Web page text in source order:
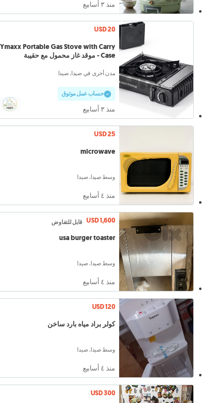
منذ ٣ أسابيع
USD 20
Portable Gas Stove with Carry
Case - موقد غاز محمول مع حقيبة
مدن أخرى في صيدا, صيدا
حساب عمل موثوق
منذ ٣ أسابيع
USD 25
microwave
وسط صيدا, صيدا
منذ ٤ أسابيع
USD 1,600 قابل للتفاوض
usa burger toaster
وسط صيدا, صيدا
منذ ٤ أسابيع
USD 120
كولر براد مياه بارد ساخن
وسط صيدا, صيدا
منذ ٤ أسابيع
USD 300